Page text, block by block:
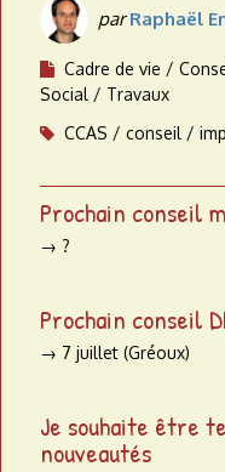
parRaphaël
Cadre de vie
Social
Travaux
CCAS
conseil
Prochain conseil
→ ?
Prochain conseil
→ 7 juillet (Gréoux)
Je souhaite être
nouveautés